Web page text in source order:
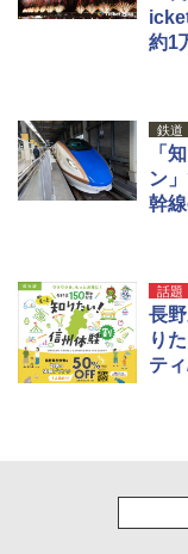
約1
鉄道
「
ン
幹
話題
長
り
テ